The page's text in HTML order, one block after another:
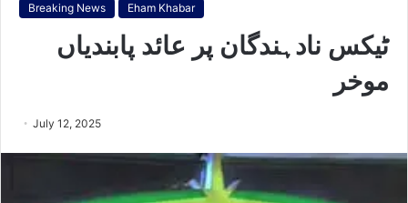
Breaking News Eham Khabar
ٹیکس نادہندگان پر عائد پابندیاں
موخر
July 12, 2025